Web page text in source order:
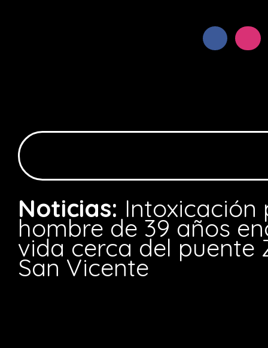
Noticias: Intoxicación
hombre de 39 años
vida cerca del puente
San Vicente